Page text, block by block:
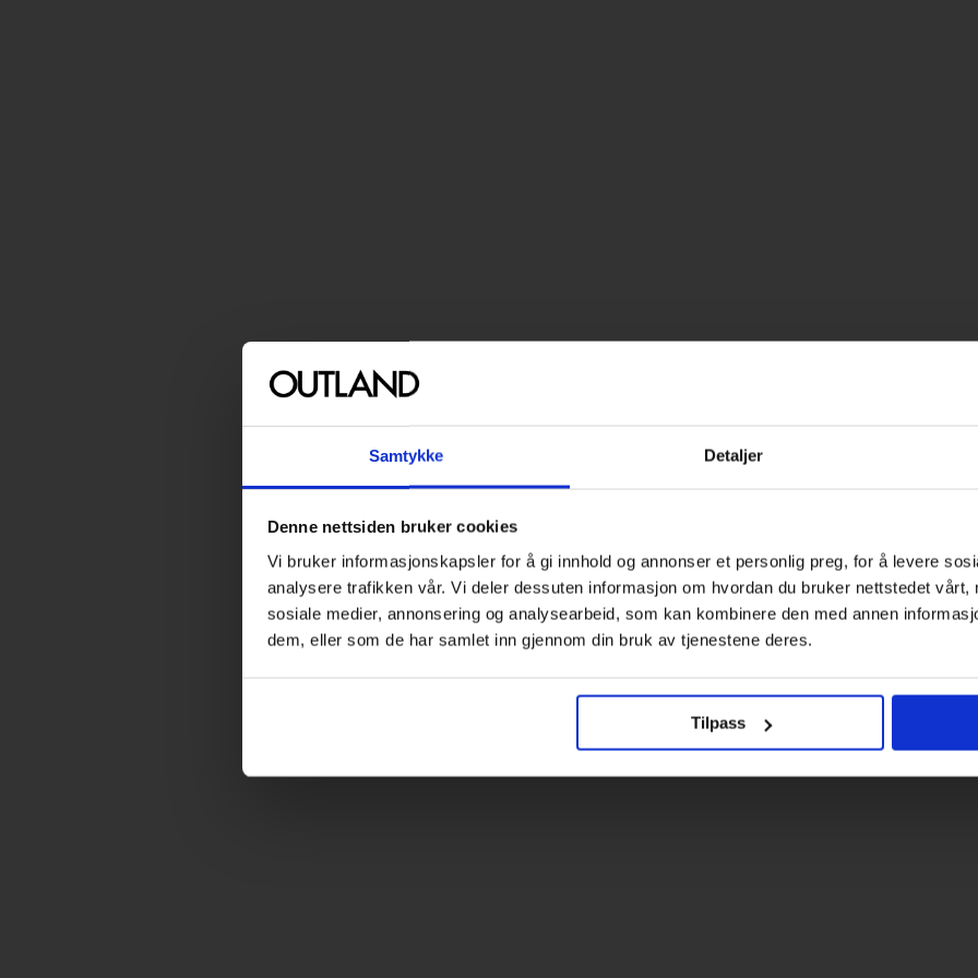
Samtykke Detaljer
Denne nettsiden bruker cookies
Vi bruker informasjonskapsler for å gi innhold og annonser et personlig preg, for å levere
analysere trafikken vår. Vi deler dessuten informasjon om hvordan du bruker nettstedet vårt,
sosiale medier, annonsering og analysearbeid, som kan kombinere den med annen
dem, eller som de har samlet inn gjennom din bruk av tjenestene deres.
Tilpass